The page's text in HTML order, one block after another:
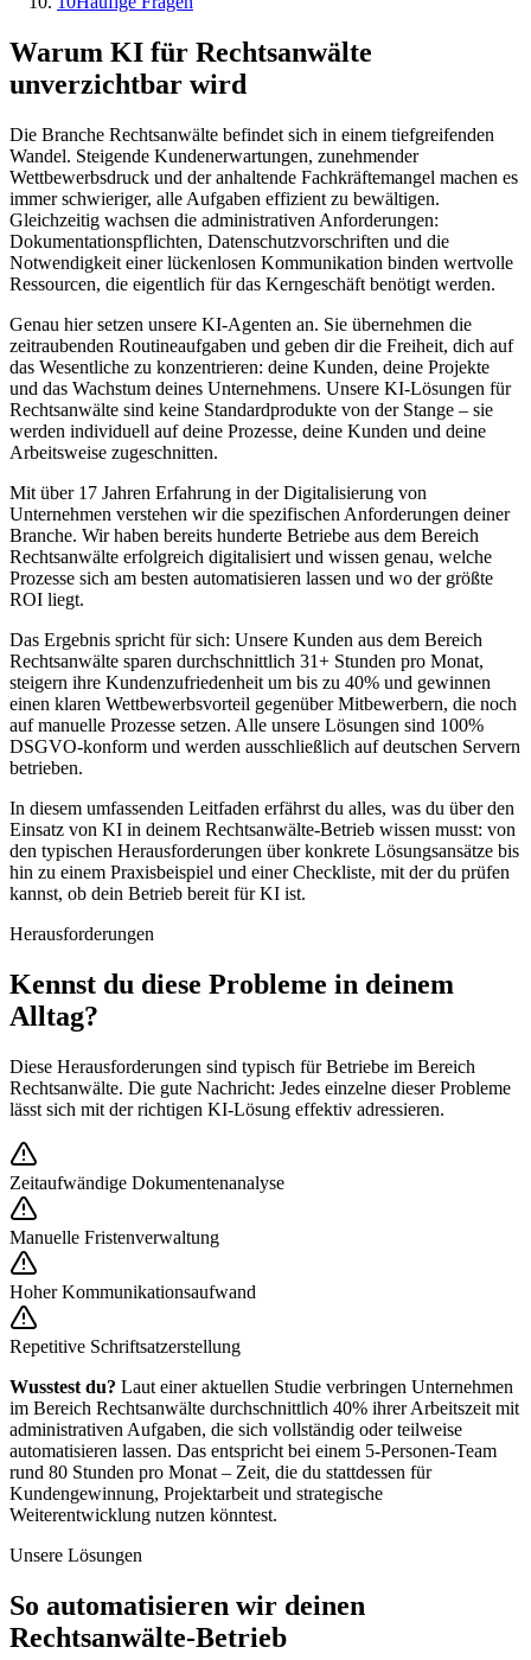
Warum KI für Rechtsanwälte
unverzichtbar wird
Die Branche Rechtsanwälte befindet sich in einem tiefgreifenden
Wandel. Steigende Kundenerwartungen, zunehmender
Wettbewerbsdruck und der anhaltende Fachkräftemangel machen es
immer schwieriger, alle Aufgaben effizient zu bewältigen.
Gleichzeitig wachsen die administrativen Anforderungen:
Dokumentationspflichten, Datenschutzvorschriften und die
Notwendigkeit einer lückenlosen Kommunikation binden wertvolle
Ressourcen, die eigentlich für das Kerngeschäft benötigt werden.
Genau hier setzen unsere KI-Agenten an. Sie übernehmen die
zeitraubenden Routineaufgaben und geben dir die Freiheit, dich auf
das Wesentliche zu konzentrieren: deine Kunden, deine Projekte
und das Wachstum deines Unternehmens. Unsere KI-Lösungen für
Rechtsanwälte sind keine Standardprodukte von der Stange – sie
werden individuell auf deine Prozesse, deine Kunden und deine
Arbeitsweise zugeschnitten.
Mit über 17 Jahren Erfahrung in der Digitalisierung von
Unternehmen verstehen wir die spezifischen Anforderungen deiner
Branche. Wir haben bereits hunderte Betriebe aus dem Bereich
Rechtsanwälte erfolgreich digitalisiert und wissen genau, welche
Prozesse sich am besten automatisieren lassen und wo der größte
ROI liegt.
Das Ergebnis spricht für sich: Unsere Kunden aus dem Bereich
Rechtsanwälte sparen durchschnittlich 31+ Stunden pro Monat,
steigern ihre Kundenzufriedenheit um bis zu 40% und gewinnen
einen klaren Wettbewerbsvorteil gegenüber Mitbewerbern, die noch
auf manuelle Prozesse setzen. Alle unsere Lösungen sind 100%
DSGVO-konform und werden ausschließlich auf deutschen Servern
betrieben.
In diesem umfassenden Leitfaden erfährst du alles, was du über den
Einsatz von KI in deinem Rechtsanwälte-Betrieb wissen musst: von
den typischen Herausforderungen über konkrete Lösungsansätze bis
hin zu einem Praxisbeispiel und einer Checkliste, mit der du prüfen
kannst, ob dein Betrieb bereit für KI ist.
Herausforderungen
Kennst du diese Probleme in deinem
Alltag?
Diese Herausforderungen sind typisch für Betriebe im Bereich
Rechtsanwälte. Die gute Nachricht: Jedes einzelne dieser Probleme
lässt sich mit der richtigen KI-Lösung effektiv adressieren.
Zeitaufwändige Dokumentenanalyse
Manuelle Fristenverwaltung
Hoher Kommunikationsaufwand
Repetitive Schriftsatzerstellung
Wusstest du? Laut einer aktuellen Studie verbringen Unternehmen
im Bereich Rechtsanwälte durchschnittlich 40% ihrer Arbeitszeit mit
administrativen Aufgaben, die sich vollständig oder teilweise
automatisieren lassen. Das entspricht bei einem 5-Personen-Team
rund 80 Stunden pro Monat – Zeit, die du stattdessen für
Kundengewinnung, Projektarbeit und strategische
Weiterentwicklung nutzen könntest.
Unsere Lösungen
So automatisieren wir deinen
Rechtsanwälte-Betrieb